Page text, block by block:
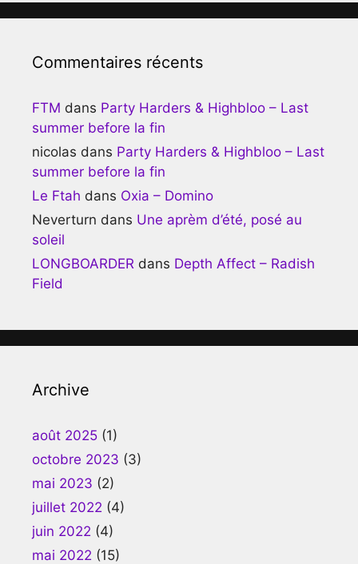
Commentaires récents
FTM dans Party Harders & Highbloo – Last
summer before la fin
nicolas dans Party Harders & Highbloo – Last
summer before la fin
Le Ftah dans Oxia – Domino
Neverturn dans Une aprèm d’été, posé au
soleil
LONGBOARDER dans Depth Affect – Radish
Field
Archive
août 2025 (1)
octobre 2023 (3)
mai 2023 (2)
juillet 2022 (4)
juin 2022 (4)
mai 2022 (15)